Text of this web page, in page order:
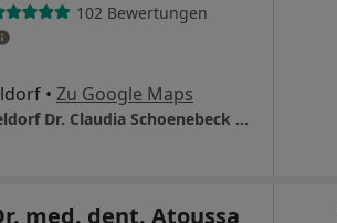
102 Bewertungen
• Zu Google Maps
Oralchirurgen Düsseldorf Dr. Claudia Schoenebeck Zahnärztin
med. dent. Atoussa